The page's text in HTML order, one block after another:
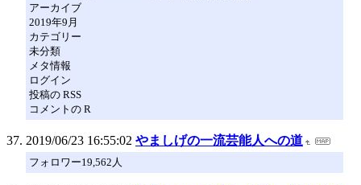
アーカイブ
2019年9月
カテゴリー
未分類
メタ情報
ログイン
投稿の RSS
コメントの R
2019/06/23 16:55:02 やましげの一流芸能人への道
フォロワー19,562人